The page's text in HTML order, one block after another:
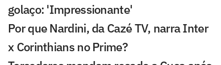
golaço: 'Impressionante'
Por que Nardini, da Cazé TV, narra Inter
x Corinthians no Prime?